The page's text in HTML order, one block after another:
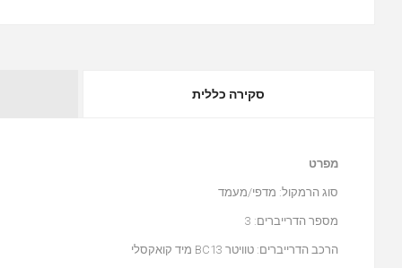
סקירה כללית
מפרט
סוג הרמקול: מדפי/מעמד
מספר הדרייברים: 3
הרכב הדרייברים: טוויטר BC13 מיד קואקסלי